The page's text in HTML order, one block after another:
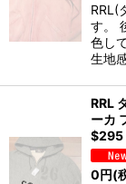
RRL(
す。
色し
生地
RRL
ーカ
$295
0円(